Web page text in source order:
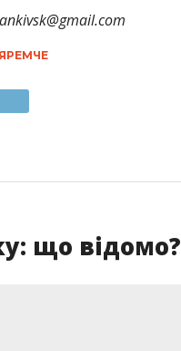
ЯРЕМЧЕ
що відомо?